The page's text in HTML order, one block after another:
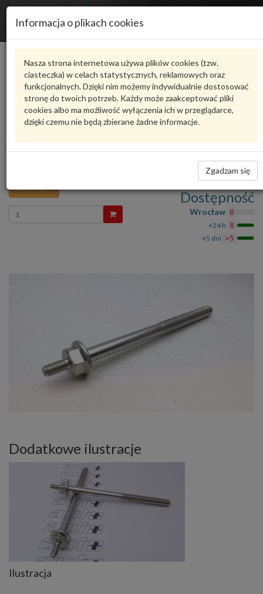
Informacja o plikach cookies
Nasza strona internetowa używa plików cookies (tzw.
ciasteczka) w celach statystycznych, reklamowych oraz
funkcjonalnych. Dzięki nim możemy indywidualnie dostosować
stronę do twoich potrzeb. Każdy może zaakceptować pliki
cookies albo ma możliwość wyłączenia ich w przeglądarce,
dzięki czemu nie będą zbierane żadne informacje.
Zgadzam się
Karta produktu
N91128401VAG
VAG - produkt oryginalny VW AUDI SEAT SKODA
Zadaj pytanie o produkt
Śruba obustr.z łbem 6-kątnym
58,74 zł
Wprowadź
ilość
Dostępność
Wrocław 0
+24 h 8
+5 dni >5
Dodatkowe ilustracje
Ilustracja